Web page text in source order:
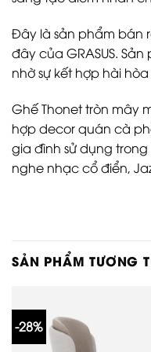
Đây là sản phẩm bán
đây của GRASUS.
nhờ sự kết hợp hài
Ghế Thonet tròn mây
hợp decor quán cà
gia đình sử dụng
nghe nhạc cổ điển,
SẢN PHẨM TƯƠNG
-28%